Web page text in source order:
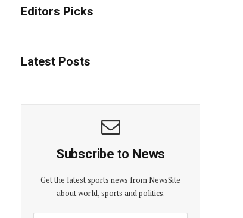
Editors Picks
Latest Posts
Subscribe to News
Get the latest sports news from NewsSite
about world, sports and politics.